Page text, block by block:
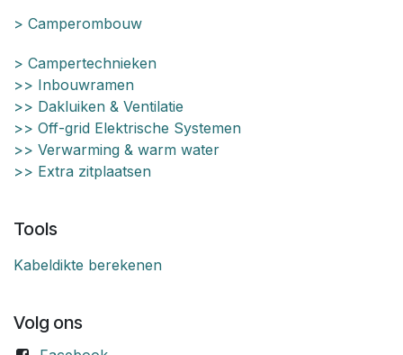
> Camperombouw
> Campertechnieken
>> Inbouwramen
>> Dakluiken & Ventilatie
>> Off-grid Elektrische Systemen
>> Verwarming & warm water
>> Extra zitplaatsen
Tools
Kabeldikte berekenen
Volg ons